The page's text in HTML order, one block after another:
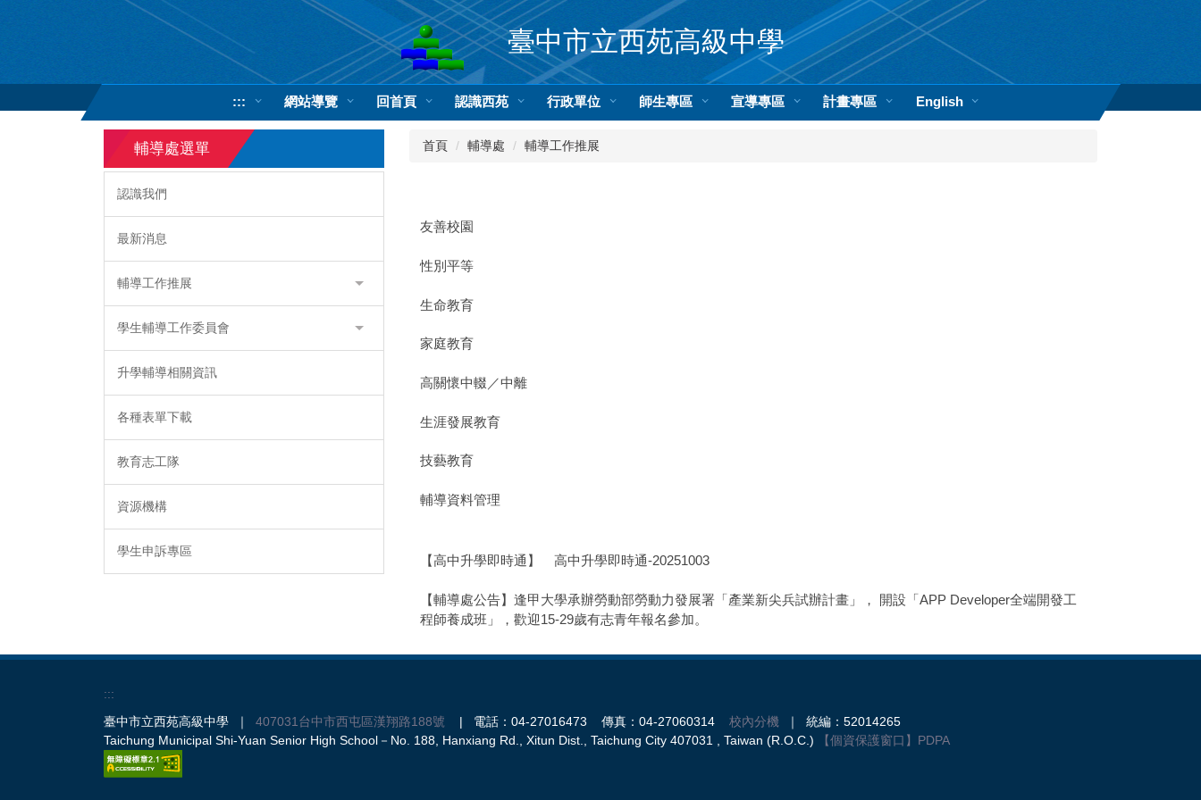
內
臺中市立西苑高級中學
::: 網站導覽 回首頁 認識西苑 行政單位 師生專區 宣導專區 計畫專區 English
輔導處選單
認識我們
最新消息
輔導工作推展
學生輔導工作委員會
升學輔導相關資訊
各種表單下載
教育志工隊
資源機構
學生申訴專區
首頁 輔導處 輔導工作推展
友善校園
性別平等
生命教育
家庭教育
高關懷中輟／中離
生涯發展教育
技藝教育
輔導資料管理
【高中升學即時通】 高中升學即時通-20251003
【輔導處公告】逢甲大學承辦勞動部勞動力發展署「產業新尖兵試辦計畫」， 開設「APP Developer全端開發工
程師養成班」，歡迎15-29歲有志青年報名參加。
:::
臺中市立西苑高級中學 ｜ 407031台中市西屯區漢翔路188號 | 電話：04-27016473 傳真：04-27060314 校內分機 ｜ 統編：52014265
Taichung Municipal Shi-Yuan Senior High School－No. 188, Hanxiang Rd., Xitun Dist., Taichung City 407031 , Taiwan (R.O.C.)
【個資保護窗口】 PDPA